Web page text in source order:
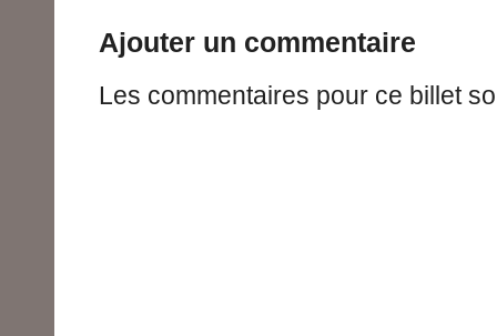
Ajouter un commentaire
Les commentaires pour ce billet